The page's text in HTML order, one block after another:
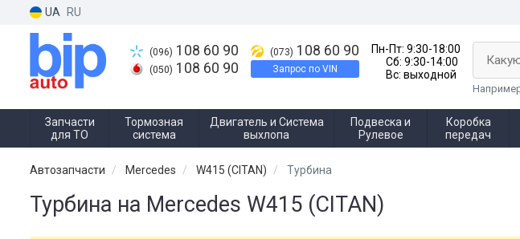
UA RU
(096) 108 60 90
(050) 108 60 90
(073) 108 60 90
Запрос по VIN
Пн-Пт: 9:30-18:00
Сб: 9:30-14:00
Вс: выходной
Запчасти
для ТО
Тормозная
система
Двигатель и Система
выхлопа
Подвеска и
Рулевое
Коробка
передач
Автозапчасти Mercedes W415 (CITAN) Турбина
Турбина на Mercedes W415 (CITAN)